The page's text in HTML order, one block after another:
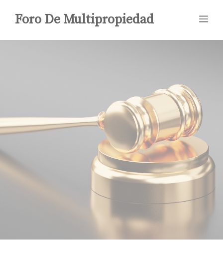
Foro De Multipropiedad